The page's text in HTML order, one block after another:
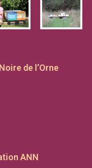
de l’Orne
ANN